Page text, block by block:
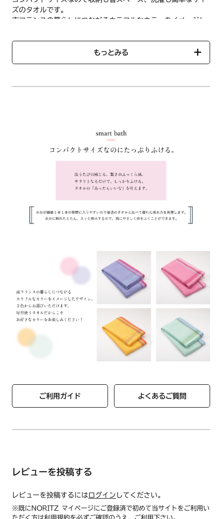
ズのタオルです。
南フランスの暮らしにつながるカラフルなカラーをイメージし
今治マーク付き商品です。
ガーゼ・パフィールコットン（浅野撚糸との共同開発糸）
●サイズ：（スマートバス）35×120cm
もっとみる
ご利用ガイド よくあるご質問
レビューを投稿する
レビューを投稿するにはログイン してください。
※既にNORITZ マイページにご登録済で初めて当サイトをご利用い
ただく方は利用規約を必ずご確認のうえ、ご利用下さい。